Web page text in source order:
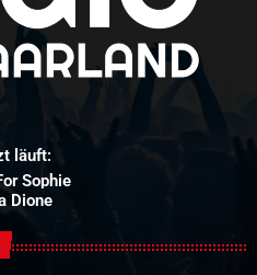
läuft:
Sophie
Dione